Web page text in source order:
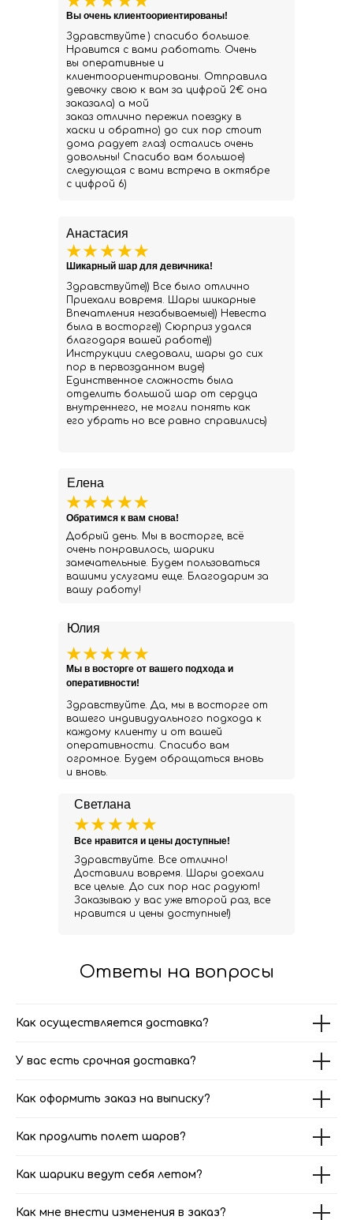
Юлия
Здравствуйте. Да, мы в восторге от
вашего индивидуального подхода к
каждому клиенту и от вашей
оперативности. Спасибо вам
огромное. Будем обращаться вновь
и вновь.
Мы в восторге от вашего подхода и
оперативности!
Светлана
Здравствуйте. Все отлично!
Доставили вовремя. Шары доехали
все целые. До сих пор нас радуют!
Заказываю у вас уже второй раз, все
нравится и цены доступные!)
Все нравится и цены доступные!
Елена
Добрый день. Мы в восторге, всё
очень понравилось, шарики
замечательные. Будем пользоваться
вашими услугами еще. Благодарим за
вашу работу!
Обратимся к вам снова!
Здравствуйте ) спасибо большое.
Нравится с вами работать. Очень
вы оперативные и
клиентоориентированы. Отправила
девочку свою к вам за цифрой 2€ она
заказала) а мой
заказ отлично пережил поездку в
хаски и обратно) до сих пор стоит
дома радует глаз) остались очень
довольны! Спасибо вам большое)
следующая с вами встреча в октябре
с цифрой 6)
Вы очень клиентоориентированы!
Анастасия
Здравствуйте)) Все было отлично
Приехали вовремя. Шары шикарные
Впечатления незабываемые)) Невеста
была в восторге)) Сюрприз удался
благодаря вашей работе))
Инструкции следовали, шары до сих
пор в первозданном виде)
Единственное сложность была
отделить большой шар от сердца
внутреннего, не могли понять как
его убрать но все равно справились)
Шикарный шар для девичника!
Ответы на вопросы
Как осуществляется доставка?
У вас есть срочная доставка?
Как оформить заказ на выписку?
Как продлить полет шаров?
Как шарики ведут себя летом?
Как мне внести изменения в заказ?